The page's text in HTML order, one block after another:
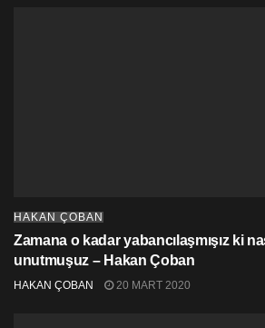
HAKAN ÇOBAN
Zamana o kadar yabancılaşmışız ki
unutmuşuz – Hakan Çoban
HAKAN ÇOBAN 20 MART 2020